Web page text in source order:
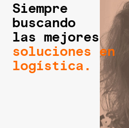
Siempre
buscando
las mejores
soluciones en
logística.